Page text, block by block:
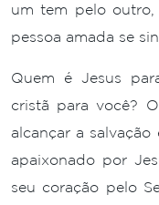
um tem pelo
pessoa amada se
Quem é Jesus
cristã para você?
alcançar a
apaixonado por
seu coração pelo